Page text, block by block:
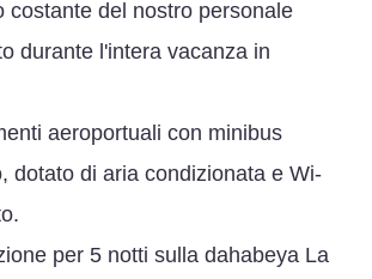
costante del nostro personale
durante l'intera vacanza in
aeroportuali con minibus
dotato di aria condizionata e Wi-
per 5 notti sulla dahabeya La